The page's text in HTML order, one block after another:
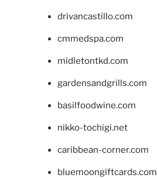
drivancastillo.com
cmmedspa.com
midletontkd.com
gardensandgrills.com
basilfoodwine.com
nikko-tochigi.net
caribbean-corner.com
bluemoongiftcards.com